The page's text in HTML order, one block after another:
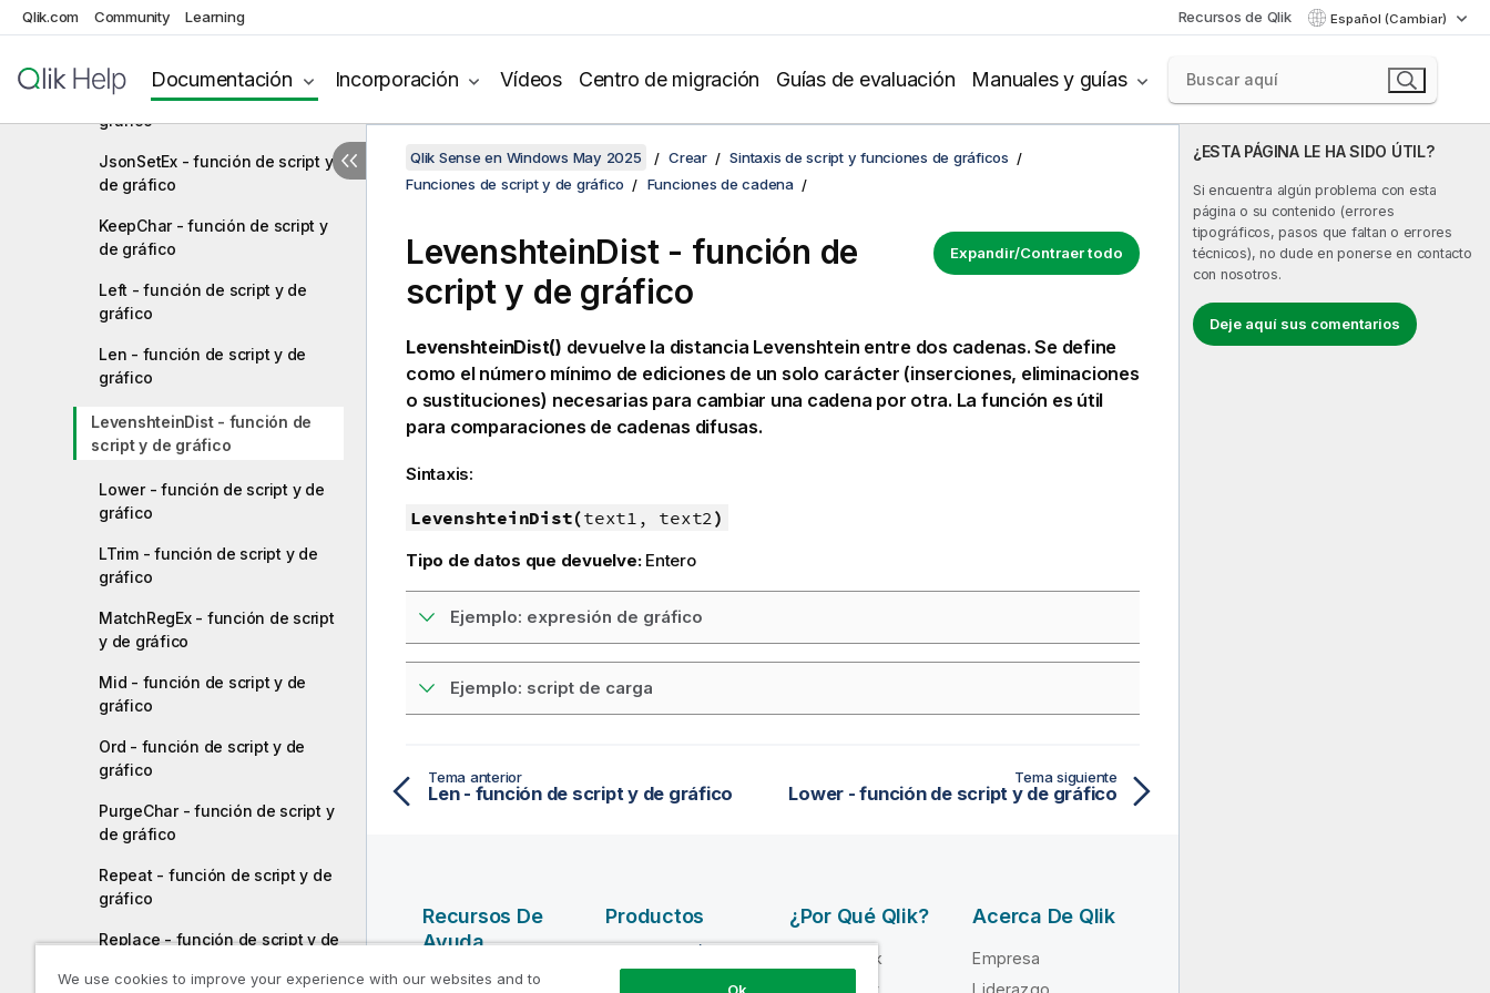
Qlik.com Community Learning Recursos de Qlik Español (Cambiar)
Documentación Incorporación Vídeos Centro de migración Guías de evaluación Manuales y guías
JsonObject - función de script y
JsonSet - función de script y de
gráfico
JsonSetEx - función de script y
de gráfico
KeepChar - función de script y
de gráfico
Left - función de script y de
gráfico
Len - función de script y de
gráfico
LevenshteinDist - función de
script y de gráfico
Lower - función de script y de
gráfico
LTrim - función de script y de
gráfico
MatchRegEx - función de script
y de gráfico
Mid - función de script y de
gráfico
Ord - función de script y de
gráfico
PurgeChar - función de script y
de gráfico
Repeat - función de script y de
gráfico
Replace - función de script y de
¿ESTA PÁGINA LE HA SIDO ÚTIL?
Si encuentra algún problema con esta
página o su contenido (errores
tipográficos, pasos que faltan o errores
técnicos), no dude en ponerse en contacto
con nosotros.
Deje aquí sus comentarios
Qlik Sense en Windows May 2025 Crear
Sintaxis de script y funciones de gráficos
Funciones de script y de gráfico
Funciones de cadena
Expandir/Contraer todo
LevenshteinDist - función de
script y de gráfico
LevenshteinDist() devuelve la distancia Levenshtein entre dos cadenas. Se define
como el número mínimo de ediciones de un solo carácter (inserciones, eliminaciones
o sustituciones) necesarias para cambiar una cadena por otra. La función es útil
para comparaciones de cadenas difusas.
Sintaxis:
LevenshteinDist(text1, text2)
Tipo de datos que devuelve: Entero
Ejemplo: expresión de gráfico
Ejemplo: script de carga
Tema anterior
Len - función de script y de gráfico
Tema siguiente
Lower - función de script y de gráfico
Recursos De
Ayuda
Vídeos de ayuda
Productos
CALIDAD DE
¿Por Qué Qlik?
Por qué Qlik
Confianza y
Acerca De Qlik
Empresa
Liderazgo
We use cookies to improve your experience with our websites and to